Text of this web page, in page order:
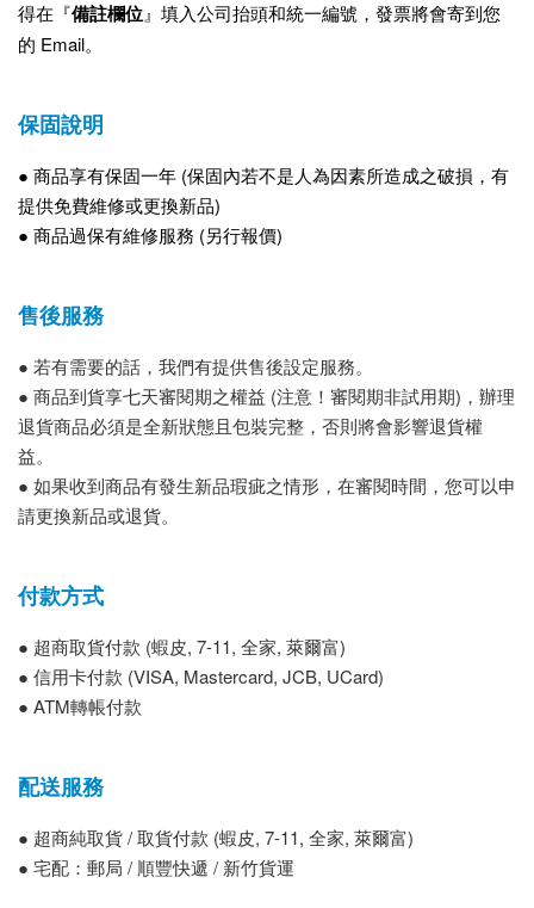
得在『備註欄位』填入公司抬頭和統一編號，發票將會寄到您
的 Email。
保固說明
● 商品享有保固一年 (保固內若不是人為因素所造成之破損，有
提供免費維修或更換新品)
● 商品過保有維修服務 (另行報價)
售後服務
● 若有需要的話，我們有提供售後設定服務。
● 商品到貨享七天審閱期之權益 (注意！審閱期非試用期)，辦理
退貨商品必須是全新狀態且包裝完整，否則將會影響退貨權
益。
● 如果收到商品有發生新品瑕疵之情形，在審閱時間，您可以申
請更換新品或退貨。
付款方式
● 超商取貨付款 (蝦皮, 7-11, 全家, 萊爾富)
● 信用卡付款 (VISA, Mastercard, JCB, UCard)
● ATM轉帳付款
配送服務
● 超商純取貨 / 取貨付款 (蝦皮, 7-11, 全家, 萊爾富)
● 宅配：郵局 / 順豐快遞 / 新竹貨運